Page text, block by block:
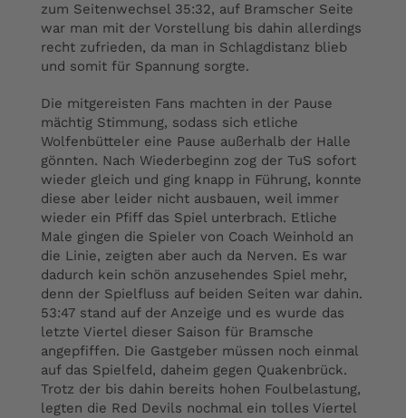
zum Seitenwechsel 35:32, auf Bramscher Seite
war man mit der Vorstellung bis dahin allerdings
recht zufrieden, da man in Schlagdistanz blieb
und somit für Spannung sorgte.
Die mitgereisten Fans machten in der Pause
mächtig Stimmung, sodass sich etliche
Wolfenbütteler eine Pause außerhalb der Halle
gönnten. Nach Wiederbeginn zog der TuS sofort
wieder gleich und ging knapp in Führung, konnte
diese aber leider nicht ausbauen, weil immer
wieder ein Pfiff das Spiel unterbrach. Etliche
Male gingen die Spieler von Coach Weinhold an
die Linie, zeigten aber auch da Nerven. Es war
dadurch kein schön anzusehendes Spiel mehr,
denn der Spielfluss auf beiden Seiten war dahin.
53:47 stand auf der Anzeige und es wurde das
letzte Viertel dieser Saison für Bramsche
angepfiffen. Die Gastgeber müssen noch einmal
auf das Spielfeld, daheim gegen Quakenbrück.
Trotz der bis dahin bereits hohen Foulbelastung,
legten die Red Devils nochmal ein tolles Viertel